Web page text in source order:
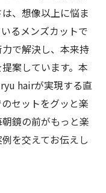
、想像以上に悩ま
るメンズカットで
で解決し、本来持
案しています。本
hairが実現する直
セットをグッと楽
鏡の前がもっと楽
を交えてお伝えし